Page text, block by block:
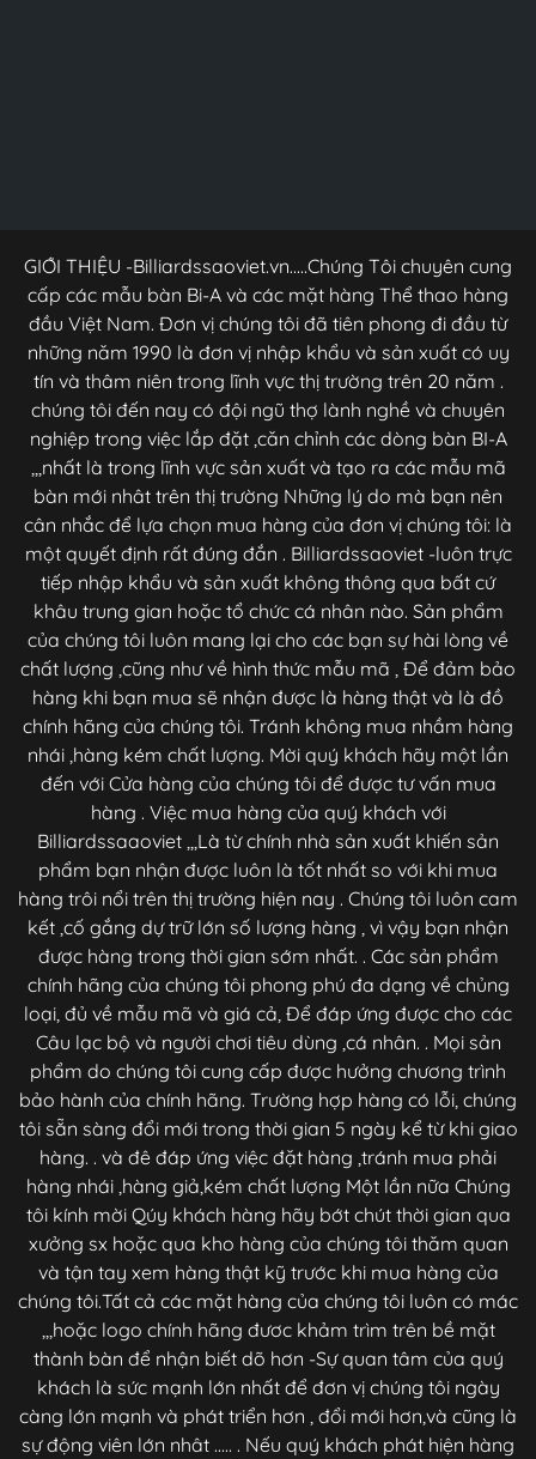
GIỚI THIỆU -Billiardssaoviet.vn.....Chúng Tôi chuyên cung
cấp các mẫu bàn Bi-A và các mặt hàng Thể thao hàng
đầu Việt Nam. Đơn vị chúng tôi đã tiên phong đi đầu từ
những năm 1990 là đơn vị nhập khẩu và sản xuất có uy
tín và thâm niên trong lĩnh vực thị trường trên 20 năm .
chúng tôi đến nay có đội ngũ thợ lành nghề và chuyên
nghiệp trong việc lắp đặt ,căn chỉnh các dòng bàn BI-A
,,,nhất là trong lĩnh vực sản xuất và tạo ra các mẫu mã
bàn mới nhât trên thị trường Những lý do mà bạn nên
cân nhắc để lựa chọn mua hàng của đơn vị chúng tôi: là
một quyết định rất đúng đắn . Billiardssaoviet -luôn trực
tiếp nhập khẩu và sản xuất không thông qua bất cứ
khâu trung gian hoặc tổ chức cá nhân nào. Sản phẩm
của chúng tôi luôn mang lại cho các bạn sự hài lòng về
chất lượng ,cũng như về hình thức mẫu mã , Để đảm bảo
hàng khi bạn mua sẽ nhận được là hàng thật và là đồ
chính hãng của chúng tôi. Tránh không mua nhầm hàng
nhái ,hàng kém chất lượng. Mời quý khách hãy một lần
đến với Cửa hàng của chúng tôi để được tư vấn mua
hàng . Việc mua hàng của quý khách với
Billiardssaaoviet ,,,Là từ chính nhà sản xuất khiến sản
phẩm bạn nhận được luôn là tốt nhất so với khi mua
hàng trôi nổi trên thị trường hiện nay . Chúng tôi luôn cam
kết ,cố gắng dự trữ lớn số lượng hàng , vì vậy bạn nhận
được hàng trong thời gian sớm nhất. . Các sản phẩm
chính hãng của chúng tôi phong phú đa dạng về chủng
loại, đủ về mẫu mã và giá cả, Để đáp ứng được cho các
Câu lạc bộ và người chơi tiêu dùng ,cá nhân. . Mọi sản
phẩm do chúng tôi cung cấp được hưởng chương trình
bảo hành của chính hãng. Trường hợp hàng có lỗi, chúng
tôi sẵn sàng đổi mới trong thời gian 5 ngày kể từ khi giao
hàng. . và đê đáp ứng việc đặt hàng ,tránh mua phải
hàng nhái ,hàng giả,kém chất lượng Một lần nữa Chúng
tôi kính mời Qúy khách hàng hãy bớt chút thời gian qua
xưởng sx hoặc qua kho hàng của chúng tôi thăm quan
và tận tay xem hàng thật kỹ trước khi mua hàng của
chúng tôi.Tất cả các mặt hàng của chúng tôi luôn có mác
,,,hoặc logo chính hãng đươc khảm trìm trên bề mặt
thành bàn để nhận biết dõ hơn -Sự quan tâm của quý
khách là sức mạnh lớn nhất để đơn vị chúng tôi ngày
càng lớn mạnh và phát triển hơn , đổi mới hơn,và cũng là
sự động viên lớn nhât ..... . Nếu quý khách phát hiện hàng